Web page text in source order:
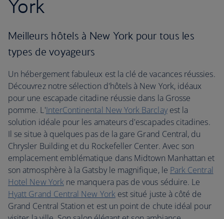
York
Meilleurs hôtels à New York pour tous les
types de voyageurs
Un hébergement fabuleux est la clé de vacances réussies.
Découvrez notre sélection d'hôtels à New York, idéaux
pour une escapade citadine réussie dans la Grosse
pomme. L'InterContinental New York Barclayest la
solution idéale pour les amateurs d'escapades citadines.
Il se situe à quelques pas de la gare Grand Central, du
Chrysler Building et du Rockefeller Center. Avec son
emplacement emblématique dans Midtown Manhattan et
son atmosphère à la Gatsby le magnifique, le Park Central
Hotel New Yorkne manquera pas de vous séduire. Le
Hyatt Grand Central New Yorkest situé juste à côté de
Grand Central Station et est un point de chute idéal pour